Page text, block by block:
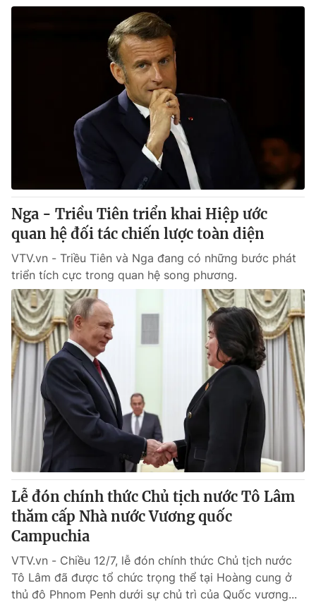
Shorts video
VTV Thể thao
Bất động sản
Thị trường 24h Tấm lòng Việt
VTV4 Vươn mình bằng AI
VTV9 VTV8
Liên hệ tòa soạn English
THỜI BÁO VTV
Theo dõi báo trên
Cơ quan chủ quản:Đài Truyền hình Việt Nam
Cơ quan báo chí:
Thời báo VTV
Giấy phép hoạt động báo in và báo điện tử số 483/GP-BTTTT
cấp ngày 29/12/2023
Tổng Biên tập:Vũ Thanh Thủy
Phó Tổng Biên tập:Nguyễn Thị Mỹ Hạnh, Phạm Quốc Thắng,
Nguyễn Trọng Ninh
Ðiện thoại Thời báo VTV:
024.66 897 897
Email:toasoan@vtv.vn
Nga - Triều Tiên triển khai Hiệp ước
quan hệ đối tác chiến lược toàn diện
VTV.vn - Triều Tiên và Nga đang có những bước phát
triển tích cực trong quan hệ song phương.
Lễ đón chính thức Chủ tịch nước Tô Lâm
thăm cấp Nhà nước Vương quốc
Campuchia
VTV.vn - Chiều 12/7, lễ đón chính thức Chủ tịch nước
Tô Lâm đã được tổ chức trọng thể tại Hoàng cung ở
thủ đô Phnom Penh dưới sự chủ trì của Quốc vương...